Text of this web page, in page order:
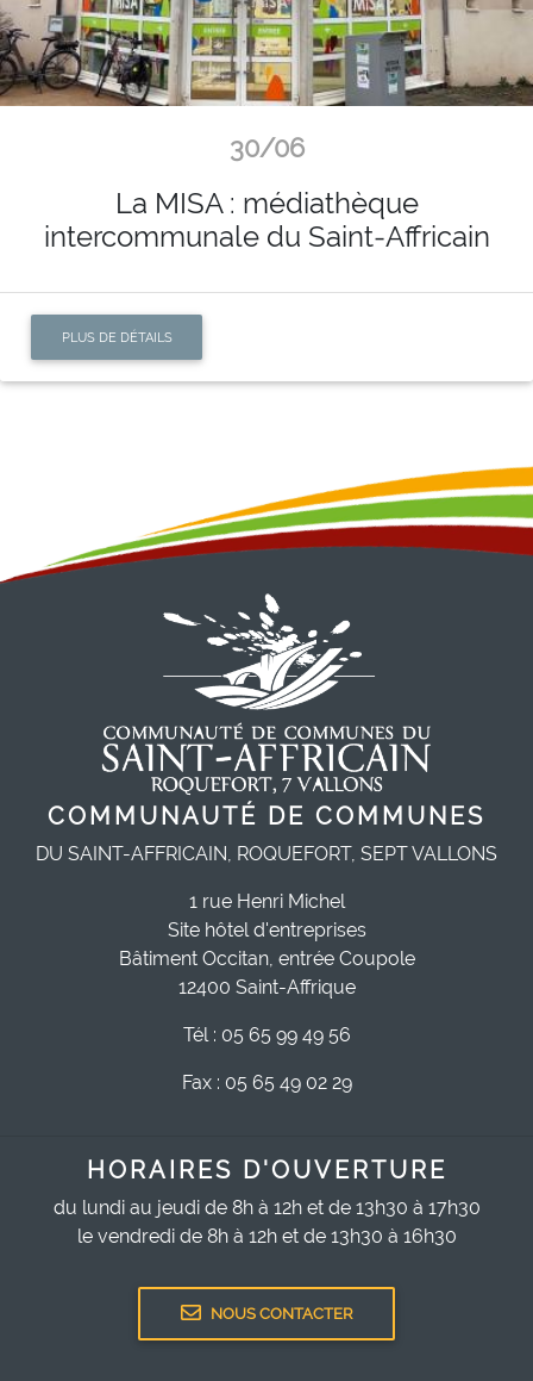
30/06
La MISA : médiathèque
intercommunale du Saint-Affricain
PLUS DE DÉTAILS
COMMUNAUTÉ DE COMMUNES
DU SAINT-AFFRICAIN, ROQUEFORT, SEPT VALLONS
1 rue Henri Michel
Site hôtel d'entreprises
Bâtiment Occitan, entrée Coupole
12400 Saint-Affrique
Tél : 05 65 99 49 56
Fax : 05 65 49 02 29
HORAIRES D'OUVERTURE
du lundi au jeudi de 8h à 12h et de 13h30 à 17h30
le vendredi de 8h à 12h et de 13h30 à 16h30
NOUS CONTACTER